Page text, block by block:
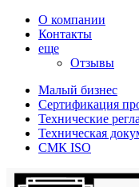
О компании
Контакты
еще
Отзывы
Малый бизнес
Сертификация
Технические
Техническая
СМК ISO